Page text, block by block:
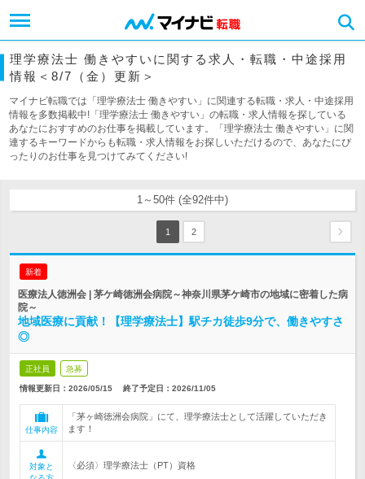
理学療法士 働きやすいに関する求人・転職・中途採用
情報＜8/7（金）更新＞
マイナビ転職では「理学療法士 働きやすい」に関連する転職・求人・中途採用
情報を多数掲載中!「理学療法士 働きやすい」の転職・求人情報を探している
あなたにおすすめのお仕事を掲載しています。「理学療法士 働きやすい」に関
連するキーワードからも転職・求人情報をお探しいただけるので、あなたにぴ
ったりのお仕事を見つけてみてください!
1～50件 (全92件中)
1 2
新着
医療法人徳洲会 | 茅ケ崎徳洲会病院～神奈川県茅ケ崎市の地域に密着した病
院～
地域医療に貢献！【理学療法士】駅チカ徒歩9分で、働きやすさ
◎
正社員 急募
情報更新日：2026/05/15 終了予定日： 2026/11/05
仕事内容
「茅ヶ崎徳洲会病院」にて、理学療法士として活躍していただき
ます！
対象と
〈必須〉理学療法士（PT）資格